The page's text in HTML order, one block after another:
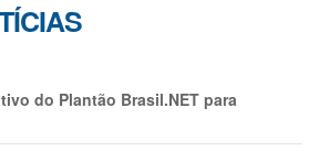
do Plantão Brasil.NET para